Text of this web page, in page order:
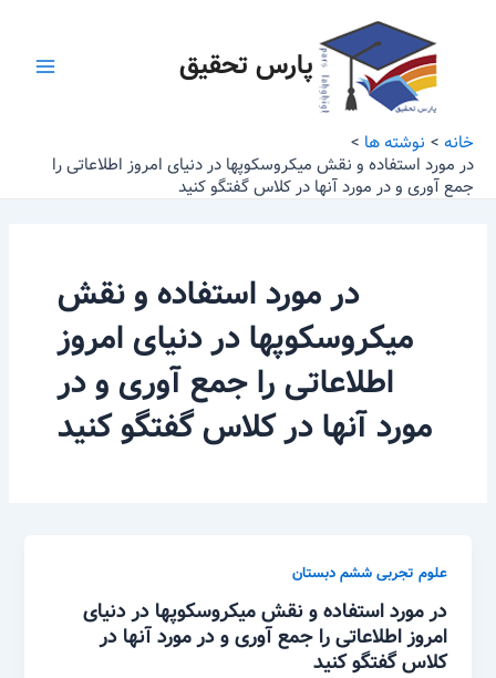
پارس تحقیق
خانه
نوشته ها
در مورد استفاده و نقش میکروسکوپها در دنیای امروز اطلاعاتی را
جمع آوری و در مورد آنها در کلاس گفتگو کنید
در مورد استفاده و نقش
میکروسکوپها در دنیای امروز
اطلاعاتی را جمع آوری و در
مورد آنها در کلاس گفتگو کنید
علوم تجربی ششم دبستان
در مورد استفاده و نقش میکروسکوپها در دنیای
امروز اطلاعاتی را جمع آوری و در مورد آنها در
کلاس گفتگو کنید